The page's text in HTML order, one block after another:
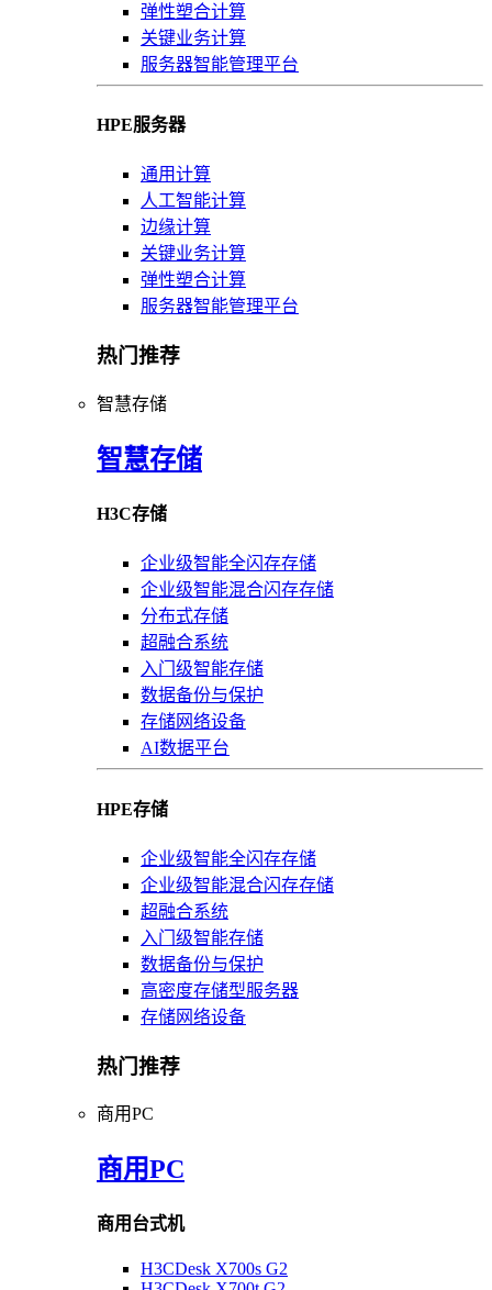
弹性塑合计算
关键业务计算
服务器智能管理平台
HPE服务器
通用计算
人工智能计算
边缘计算
关键业务计算
弹性塑合计算
服务器智能管理平台
热门推荐
智慧存储
智慧存储
H3C存储
企业级智能全闪存存储
企业级智能混合闪存存储
分布式存储
超融合系统
入门级智能存储
数据备份与保护
存储网络设备
AI数据平台
HPE存储
企业级智能全闪存存储
企业级智能混合闪存存储
超融合系统
入门级智能存储
数据备份与保护
高密度存储型服务器
存储网络设备
热门推荐
商用PC
商用PC
商用台式机
H3CDesk X700s G2